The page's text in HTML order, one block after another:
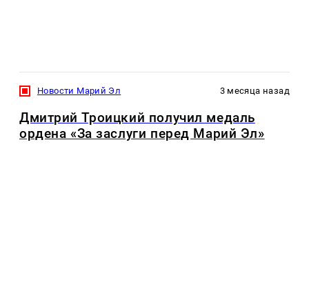
Новости Марий Эл 3 месяца назад
Дмитрий Троицкий получил медаль
ордена «За заслуги перед Марий Эл»